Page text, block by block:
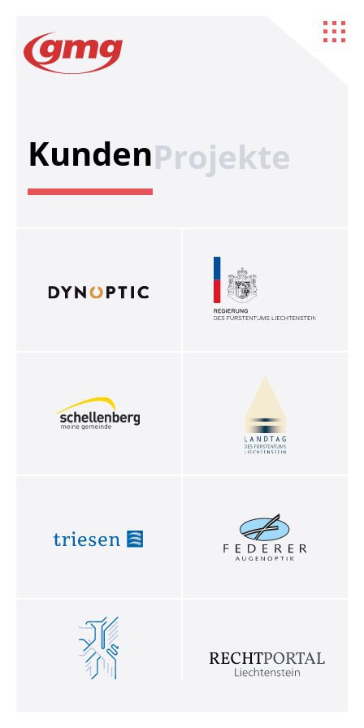
KundenProjekte